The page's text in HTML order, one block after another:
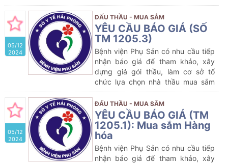
gói thầu dự kiến:Mua sắmVật tư y
tếcủa Bệnh viện Phụ Sản năm
2025
05/12
2024
ĐẤU THẦU - MUA SẮM
YÊU CẦU BÁO GIÁ (SỐ
TM 1205.3)
Bệnh viện Phụ Sản có nhu cầu tiếp
nhận báo giá để tham khảo, xây
dựng giá gói thầu, làm cơ sở tổ
chức lựa chọn nhà thầu mua sắm
gói thầu dự kiến:Mua sắm Hóa
chấtcủa Bệnh viện Phụ Sản năm
2024-2025
05/12
2024
ĐẤU THẦU - MUA SẮM
YÊU CẦU BÁO GIÁ (TM
1205.1): Mua sắm Hàng
hóa
Bệnh viện Phụ Sản có nhu cầu tiếp
nhận báo giá để tham khảo, xây